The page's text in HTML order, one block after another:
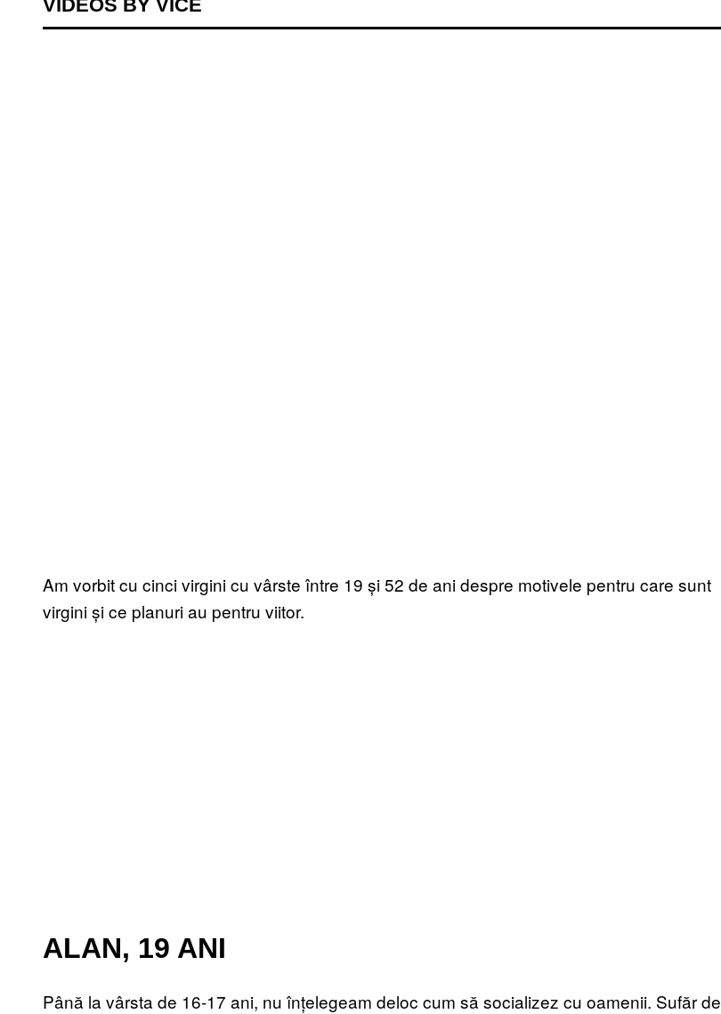
VIDEOS BY VICE
Am vorbit cu cinci virgini cu vârste între 19 și 52 de ani despre motivele pentru care sunt
virgini și ce planuri au pentru viitor.
ALAN, 19 ANI
Până la vârsta de 16-17 ani, nu înțelegeam deloc cum să socializez cu oamenii. Sufăr de